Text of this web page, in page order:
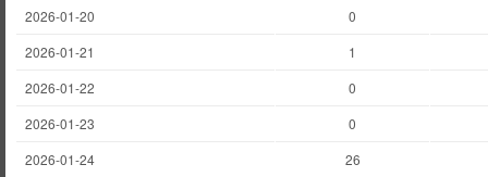
2026-01-20
0
2026-01-21
1
2026-01-22
0
2026-01-23
0
2026-01-24
26